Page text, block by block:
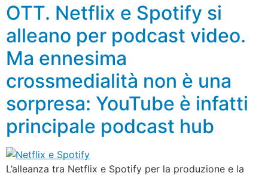
OTT. Netflix e Spotify si
alleano per podcast video.
Ma ennesima
crossmedialità non è una
sorpresa: YouTube è infatti
principale podcast hub
L’alleanza tra Netflix e Spotify per la produzione e la